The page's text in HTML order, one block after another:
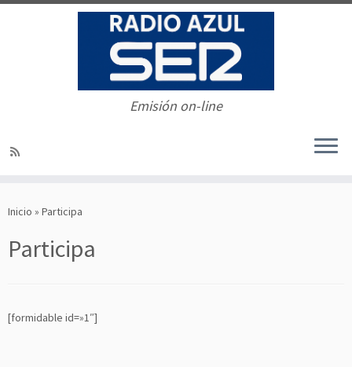
Emisión on-line
Inicio » Participa
Participa
[formidable id=»1″]